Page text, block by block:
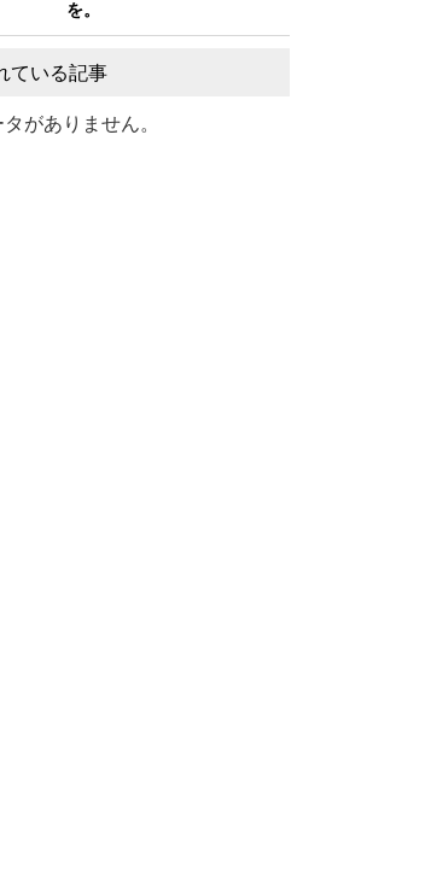
を。
ている記事
がありません。